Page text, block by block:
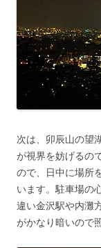
次は、卯辰山の望
が視界を妨げるの
ので、日中に場所
います。駐車場の
違い金沢駅や内灘
がかなり暗いので